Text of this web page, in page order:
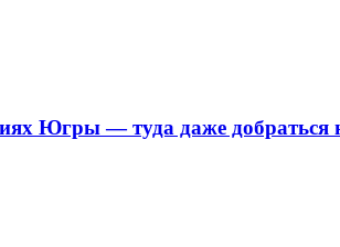
Югры — туда даже добраться